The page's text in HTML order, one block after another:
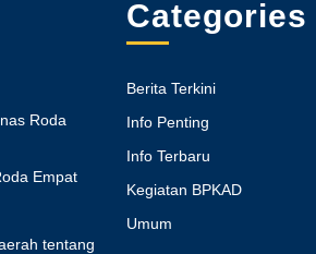
Roda
Empat
tentang
Categories
Berita Terkini
Info Penting
Info Terbaru
Kegiatan BPKAD
Umum